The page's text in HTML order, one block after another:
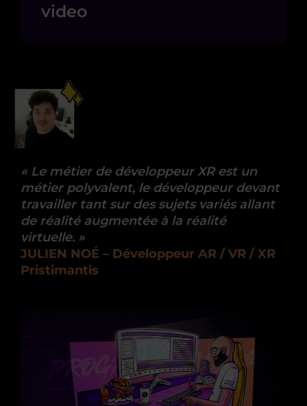
video
« Le métier de développeur XR est un
métier polyvalent, le développeur devant
travailler tant sur des sujets variés allant
de réalité augmentée à la réalité
virtuelle. »
JULIEN NOÉ – Développeur AR / VR / XR
Pristimantis